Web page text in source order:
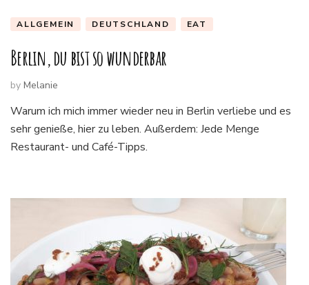
ALLGEMEIN DEUTSCHLAND EAT
Berlin, du bist so wunderbar
by Melanie
Warum ich mich immer wieder neu in Berlin verliebe und es
sehr genieße, hier zu leben. Außerdem: Jede Menge
Restaurant- und Café-Tipps.